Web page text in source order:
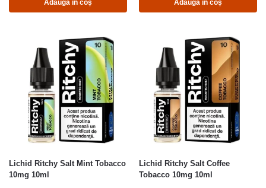
Adaugă în coș Adaugă în coș
Lichid Ritchy Salt Mint Tobacco
10mg 10ml
Lichid Ritchy Salt Coffee
Tobacco 10mg 10ml